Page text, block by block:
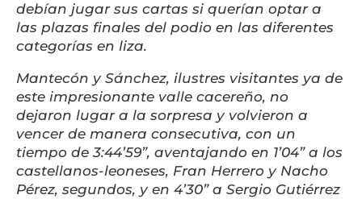
debían jugar sus cartas si querían optar a
las plazas finales del podio en las diferentes
categorías en liza.
Mantecón y Sánchez, ilustres visitantes ya de
este impresionante valle cacereño, no
dejaron lugar a la sorpresa y volvieron a
vencer de manera consecutiva, con un
tiempo de 3:44’59”, aventajando en 1’04” a los
castellanos-leoneses, Fran Herrero y Nacho
Pérez, segundos, y en 4’30” a Sergio Gutiérrez